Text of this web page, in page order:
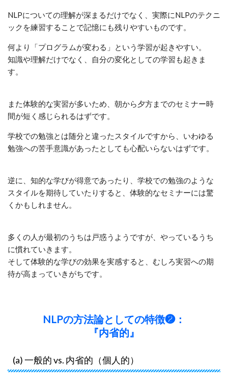
NLPについての理解が深まるだけでなく、実際にNLPのテクニ
ックを練習することで記憶にも残りやすいものです。
何より「プログラムが変わる」という学習が起きやすい。
知識や理解だけでなく、自分の変化としての学習も起きま
す。
また体験的な実習が多いため、朝から夕方までのセミナー時
間が短く感じられるはずです。
学校での勉強とは随分と違ったスタイルですから、いわゆる
勉強への苦手意識があったとしても心配いらないはずです。
逆に、知的な学びが得意であったり、学校での勉強のような
スタイルを期待していたりすると、体験的なセミナーには驚
くかもしれません。
多くの人が最初のうちは戸惑うようですが、やっているうち
に慣れていきます。
そして体験的な学びの効果を実感すると、むしろ実習への期
待が高まっていきがちです。
NLPの方法論としての特徴❷：
『内省的』
(a) 一般的 vs. 内省的（個人的）